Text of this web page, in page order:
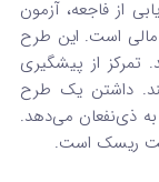
از فاجعه، آزمون
مالی است. این طرح
تمرکز از پیشگیری
داشتن یک طرح
به ذی‌نفعان می‌دهد.
ریسک است.